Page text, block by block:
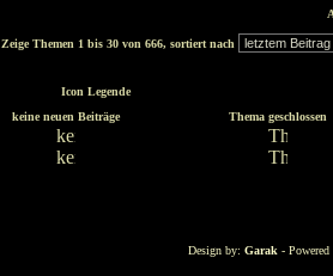
Zeige Themen 1 bis 30 von 666, sortiert nach
Icon Legende
keine neuen Beiträge Thema geschlossen
Design by: Garak -